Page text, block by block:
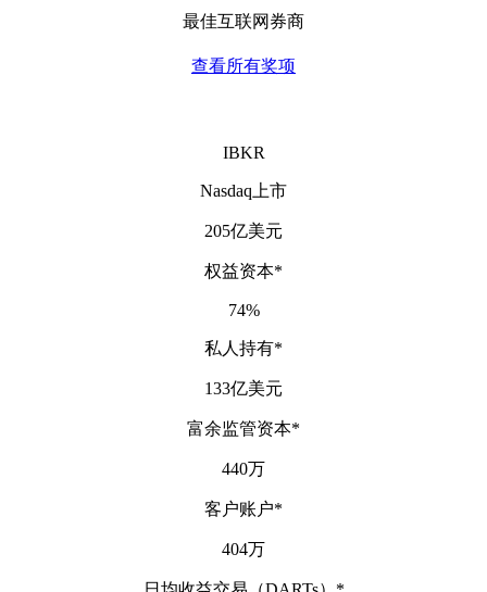
最佳互联网券商
查看所有奖项
IBKR
Nasdaq上市
205亿美元
权益资本*
74%
私人持有*
133亿美元
富余监管资本*
440万
客户账户*
404万